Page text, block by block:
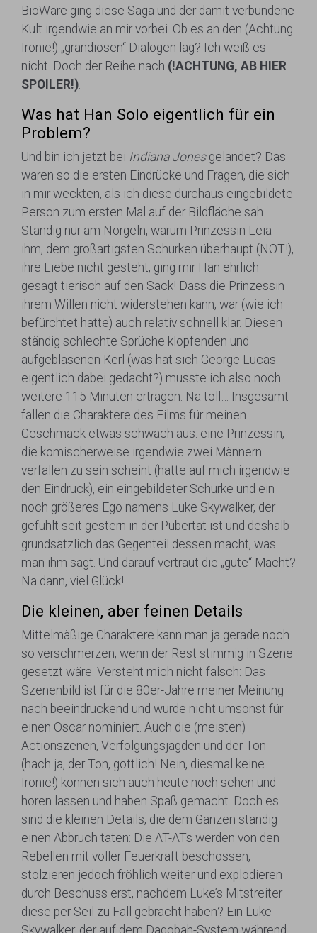
BioWare ging diese Saga und der damit verbundene
Kult irgendwie an mir vorbei. Ob es an den (Achtung
Ironie!) „grandiosen“ Dialogen lag? Ich weiß es
nicht. Doch der Reihe nach (!ACHTUNG, AB HIER
SPOILER!):
Was hat Han Solo eigentlich für ein
Problem?
Und bin ich jetzt bei Indiana Jonesgelandet? Das
waren so die ersten Eindrücke und Fragen, die sich
in mir weckten, als ich diese durchaus eingebildete
Person zum ersten Mal auf der Bildfläche sah.
Ständig nur am Nörgeln, warum Prinzessin Leia
ihm, dem großartigsten Schurken überhaupt (NOT!),
ihre Liebe nicht gesteht, ging mir Han ehrlich
gesagt tierisch auf den Sack! Dass die Prinzessin
ihrem Willen nicht widerstehen kann, war (wie ich
befürchtet hatte) auch relativ schnell klar. Diesen
ständig schlechte Sprüche klopfenden und
aufgeblasenen Kerl (was hat sich George Lucas
eigentlich dabei gedacht?) musste ich also noch
weitere 115 Minuten ertragen. Na toll… Insgesamt
fallen die Charaktere des Films für meinen
Geschmack etwas schwach aus: eine Prinzessin,
die komischerweise irgendwie zwei Männern
verfallen zu sein scheint (hatte auf mich irgendwie
den Eindruck), ein eingebildeter Schurke und ein
noch größeres Ego namens Luke Skywalker, der
gefühlt seit gestern in der Pubertät ist und deshalb
grundsätzlich das Gegenteil dessen macht, was
man ihm sagt. Und darauf vertraut die „gute“ Macht?
Na dann, viel Glück!
Die kleinen, aber feinen Details
Mittelmäßige Charaktere kann man ja gerade noch
so verschmerzen, wenn der Rest stimmig in Szene
gesetzt wäre. Versteht mich nicht falsch: Das
Szenenbild ist für die 80er-Jahre meiner Meinung
nach beeindruckend und wurde nicht umsonst für
einen Oscar nominiert. Auch die (meisten)
Actionszenen, Verfolgungsjagden und der Ton
(hach ja, der Ton, göttlich! Nein, diesmal keine
Ironie!) können sich auch heute noch sehen und
hören lassen und haben Spaß gemacht. Doch es
sind die kleinen Details, die dem Ganzen ständig
einen Abbruch taten: Die AT-ATs werden von den
Rebellen mit voller Feuerkraft beschossen,
stolzieren jedoch fröhlich weiter und explodieren
durch Beschuss erst, nachdem Luke’s Mitstreiter
diese per Seil zu Fall gebracht haben? Ein Luke
Skywalker, der auf dem Dagobah-System während